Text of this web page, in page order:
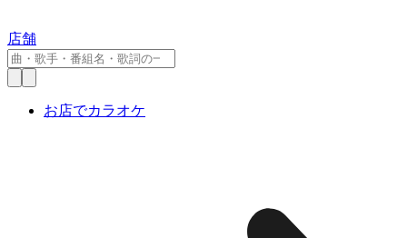
店舗
お店でカラオケ